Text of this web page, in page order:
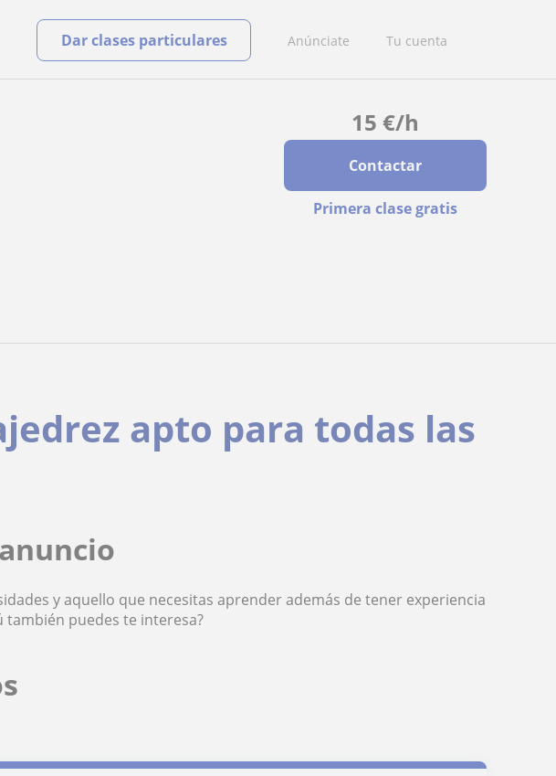
Anúnciate Tu cuenta
Dar clases particulares
15 €/h
Contactar
Primera clase gratis
apto para todas las
y aquello que necesitas aprender además de tener experiencia
puedes te interesa?